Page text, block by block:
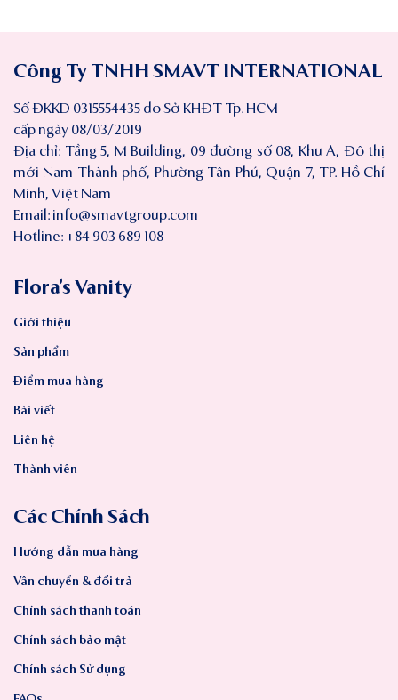
Công Ty TNHH SMAVT INTERNATIONAL
Số ĐKKD 0315554435 do Sở KHĐT Tp. HCM
cấp ngày 08/03/2019
Địa chỉ: Tầng 5, M Building, 09 đường số 08, Khu A, Đô thị
mới Nam Thành phố, Phường Tân Phú, Quận 7, TP. Hồ Chí
Minh, Việt Nam
Email: info@smavtgroup.com
Hotline: +84 903 689 108
Flora’s Vanity
Giới thiệu
Sản phẩm
Điểm mua hàng
Bài viết
Liên hệ
Thành viên
Các Chính Sách
Hướng dẫn mua hàng
Vân chuyển & đổi trả
Chính sách thanh toán
Chính sách bảo mật
Chính sách Sử dụng